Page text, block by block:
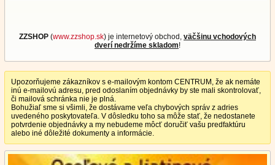
Upozorňujeme zákazníkov s e-mailovým kontom CENTRUM, že ak nemáte
inú e-mailovú adresu, pred odoslaním objednávky by ste mali skontrolovať,
či mailová schránka nie je plná.
Bohužiaľ sme si všimli, že dostávame veľa chybových správ z adries
uvedeného poskytovateľa. V dôsledku toho sa môže stať, že nedostanete
potvrdenie objednávky a my nebudeme môcť doručiť vašu predfaktúru
alebo iné dôležité dokumenty a informácie.
ZZSHOP (www.zzshop.sk) je internetový obchod, väčšinu vchodových
dverí nedržíme skladom!